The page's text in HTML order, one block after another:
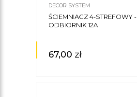
DECOR SYSTEM
ŚCIEMNIACZ 4-STREFOWY -
ODBIORNIK 12A
67,00 zł